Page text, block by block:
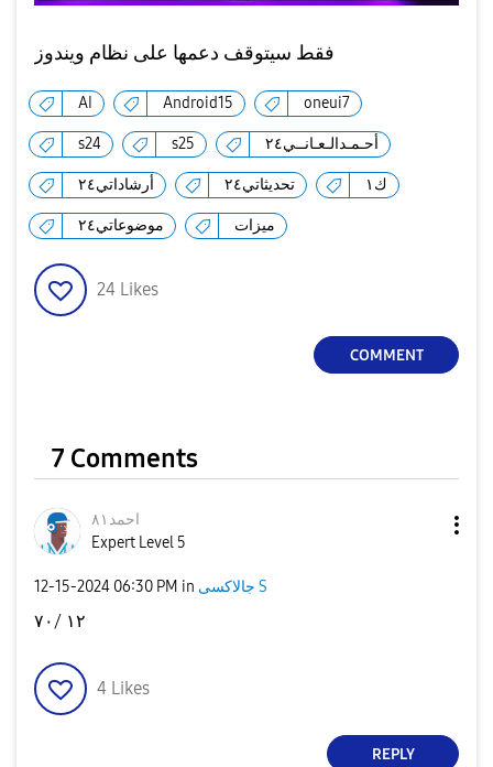
فقط سيتوقف دعمها على نظام ويندوز
AI Android15 oneui7
s24 s25 أحـمـدالـعـانــي٢٤
أرشاداتي٢٤ تحديثاتي٢٤ ك١
موضوعاتي٢٤ ميزات
24 Likes
COMMENT
7 Comments
احمد٨١
Expert Level 5
‎12-15-2024 06:30 PM in جالاكسى S
١٢ /٧٠
4 Likes
REPLY